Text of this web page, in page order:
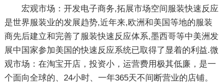
宏观市场：开发电子商务,拓展市场空间服装快速反应
是世界服装业的发展趋势,近年来,欧洲和美国等地的服装
商先后建立和完善了服装快速反应体系,墨西哥等中美洲发
展中国家参加美国的快速反应系统已取得了显着的利益.微
观市场：在淘宝开店，投资小，运营费用极其低廉，是一
个面向全球的、24小时、一年365天不间断营业的店铺。